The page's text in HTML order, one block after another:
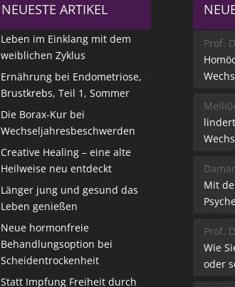
NEUESTE ARTIKEL
Leben im Einklang mit dem
weiblichen Zyklus
Ernährung bei Endometriose,
Brustkrebs, Teil 1, Sommer
Die Borax-Kur bei
Wechseljahresbeschwerden
Creative Healing – eine alte
Heilweise neu entdeckt
Länger jung und gesund das
Leben genießen
Neue hormonfreie
Behandlungsoption bei
Scheidentrockenheit
Statt Impfung Freiheit durch
Prof.
lindert
Mit
Prof.
Wie
oder